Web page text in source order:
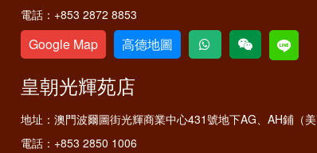
電話： +853 2872 8853
Google Map 高德地圖
皇朝光輝苑店
地址： 澳門波爾圖街光輝商業中心431號地下AG、AH鋪（美
電話： +853 2850 1006